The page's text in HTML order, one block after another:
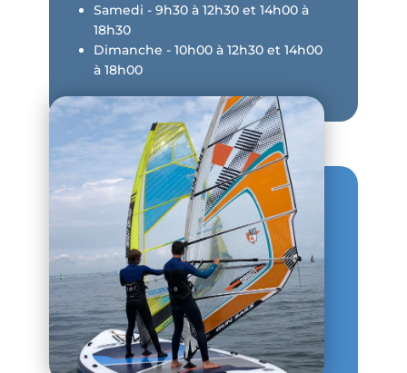
Samedi - 9h30 à 12h30 et 14h00 à
18h30
Dimanche - 10h00 à 12h30 et 14h00
à 18h00